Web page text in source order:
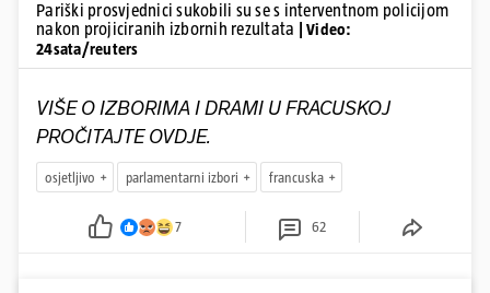
Pariški prosvjednici sukobili su se s interventnom policijom
nakon projiciranih izbornih rezultata
| Video:
24sata/reuters
VIŠE O IZBORIMA I DRAMI U FRACUSKOJ
PROČITAJTE OVDJE.
osjetljivo parlamentarni izbori francuska
7 62